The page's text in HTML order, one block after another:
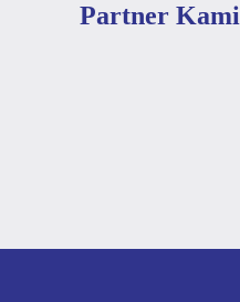
Partner Kami